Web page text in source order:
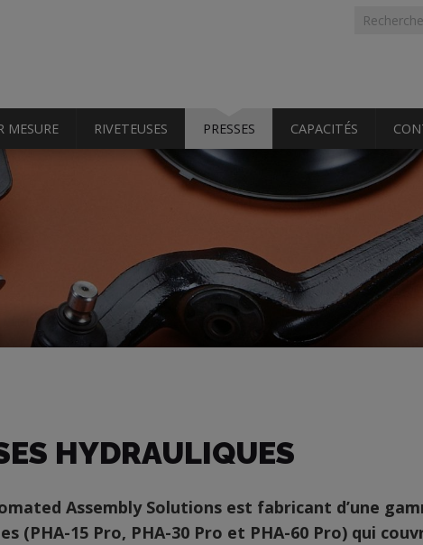
recherche
MESURE RIVETEUSES PRESSES CAPACITÉS
HYDRAULIQUES
Assembly Solutions est fabricant d’une
(PHA-15 Pro, PHA-30 Pro et PHA-60 Pro) qui